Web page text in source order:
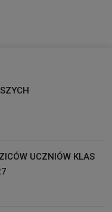
UCZNIÓW KLAS